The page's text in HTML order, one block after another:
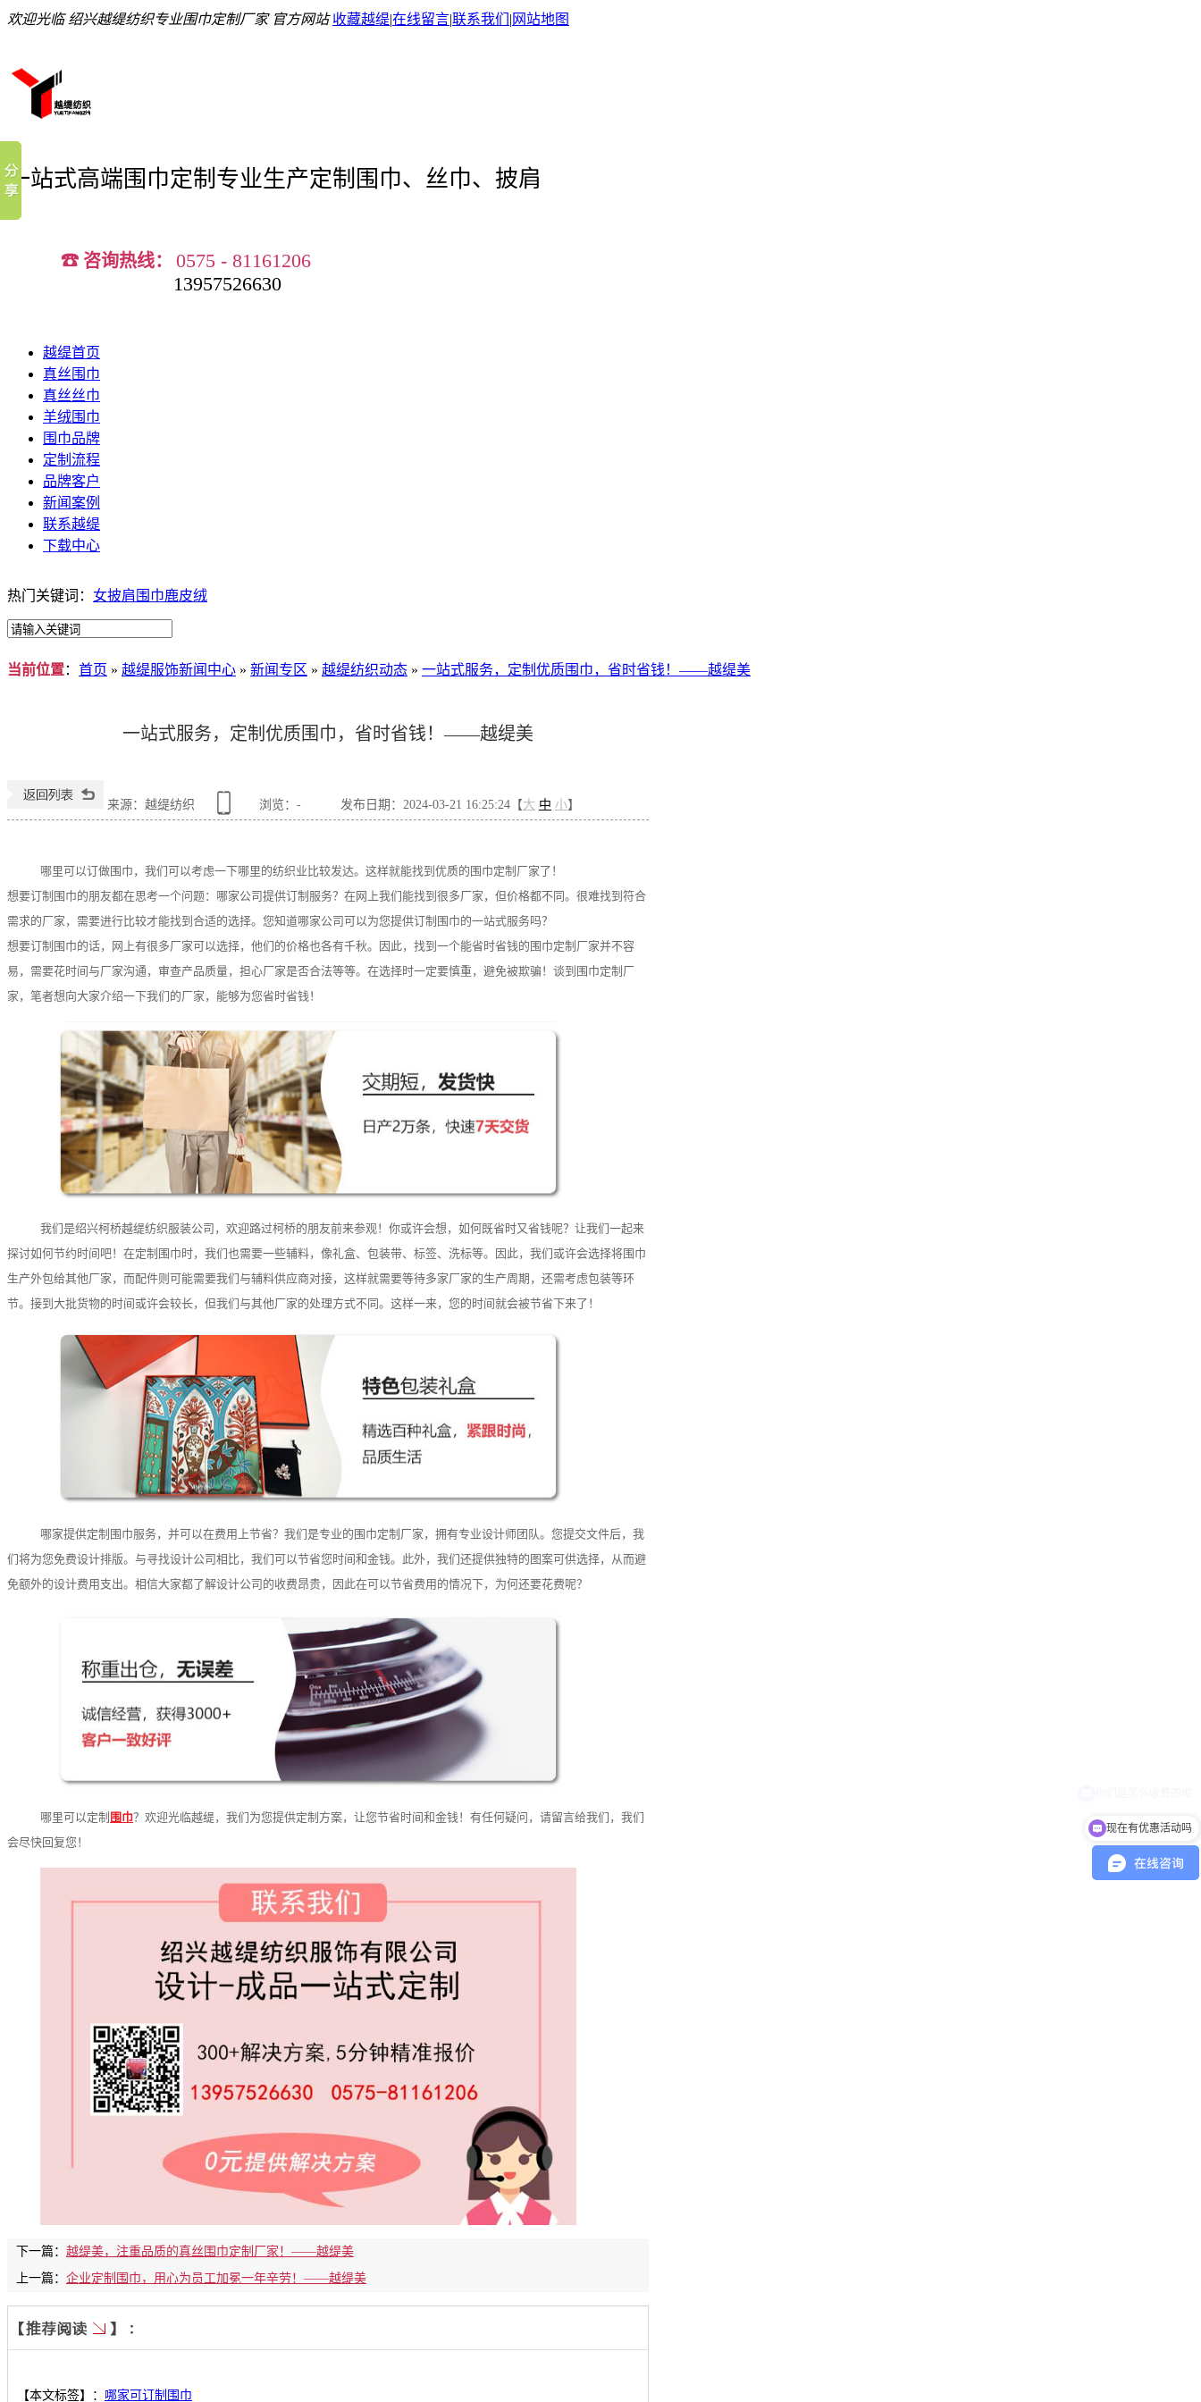
欢迎光临 绍兴越缇纺织专业围巾定制厂家 官方网站 收藏越缇|在线留言|联系我们 | 网站地图
一站式高端围巾定制 专业生产定制围巾、丝巾、披肩
☎ 咨询热线：
0575 - 81161206
13957526630
越缇首页
真丝围巾
真丝丝巾
羊绒围巾
围巾品牌
定制流程
品牌客户
新闻案例
联系越缇
下载中心
热门关键词： 女披肩围巾鹿皮绒
当前位置： 首页 » 越缇服饰新闻中心 » 新闻专区 » 越缇纺织动态 » 一站式服务，定制优质围巾，省时省钱！——越缇美
一站式服务，定制优质围巾，省时省钱！——越缇美
来源：越缇纺织 浏览： - 发布日期：2024-03-21 16:25:24【大 中 小】
哪里可以订做围巾，我们可以考虑一下哪里的纺织业比较发达。这样就能找到优质的围巾定制厂家了！
想要订制围巾的朋友都在思考一个问题：哪家公司提供订制服务？在网上我们能找到很多厂家，但价格都不同。很难找到符合
需求的厂家，需要进行比较才能找到合适的选择。您知道哪家公司可以为您提供订制围巾的一站式服务吗？
想要订制围巾的话，网上有很多厂家可以选择，他们的价格也各有千秋。因此，找到一个能省时省钱的围巾定制厂家并不容
易，需要花时间与厂家沟通，审查产品质量，担心厂家是否合法等等。在选择时一定要慎重，避免被欺骗！谈到围巾定制厂
家，笔者想向大家介绍一下我们的厂家，能够为您省时省钱！
我们是绍兴柯桥越缇纺织服装公司，欢迎路过柯桥的朋友前来参观！你或许会想，如何既省时又省钱呢？让我们一起来
探讨如何节约时间吧！在定制围巾时，我们也需要一些辅料，像礼盒、包装带、标签、洗标等。因此，我们或许会选择将围巾
生产外包给其他厂家，而配件则可能需要我们与辅料供应商对接，这样就需要等待多家厂家的生产周期，还需考虑包装等环
节。接到大批货物的时间或许会较长，但我们与其他厂家的处理方式不同。这样一来，您的时间就会被节省下来了！
哪家提供定制围巾服务，并可以在费用上节省？我们是专业的围巾定制厂家，拥有专业设计师团队。您提交文件后，我
们将为您免费设计排版。与寻找设计公司相比，我们可以节省您时间和金钱。此外，我们还提供独特的图案可供选择，从而避
免额外的设计费用支出。相信大家都了解设计公司的收费昂贵，因此在可以节省费用的情况下，为何还要花费呢？
哪里可以定制围巾？欢迎光临越缇，我们为您提供定制方案，让您节省时间和金钱！有任何疑问，请留言给我们，我们
会尽快回复您！
下一篇： 越缇美，注重品质的真丝围巾定制厂家！——越缇美
上一篇： 企业定制围巾，用心为员工加冕一年辛劳！——越缇美
【本文标签】： 哪家可订制围巾
现在有优惠活动吗